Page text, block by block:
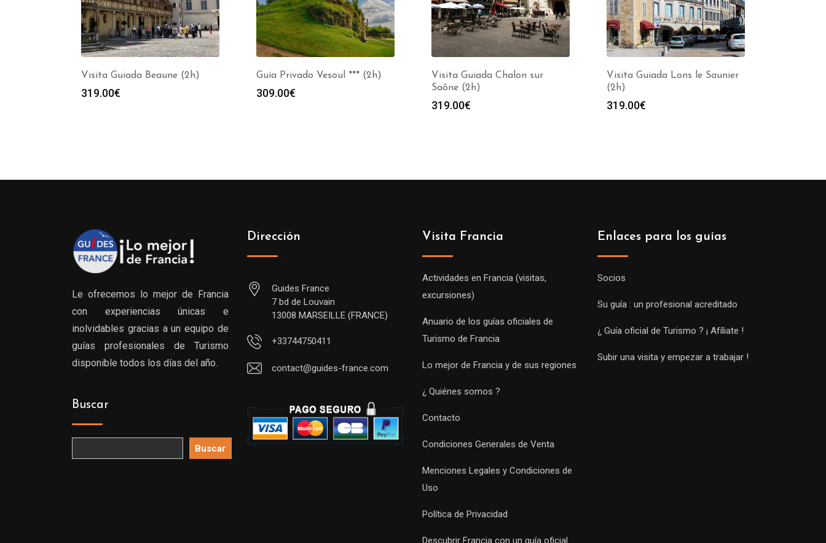
Visita Guiada Beaune (2h)
319.00€
Guía Privado Vesoul *** (2h)
309.00€
Visita Guiada Chalon sur
Saône (2h)
319.00€
Visita Guiada Lons le Saunier
(2h)
319.00€
Le ofrecemos lo mejor de Francia
con experiencias únicas e
inolvidables gracias a un equipo de
guías profesionales de Turismo
disponible todos los días del año.
Buscar
Buscar
Dirección
Guides France
7 bd de Louvain
13008 MARSEILLE (FRANCE)
+33744750411
contact@guides-france.com
Visita Francia
Actividades en Francia (visitas,
excursiones)
Anuario de los guías oficiales de
Turismo de Francia
Lo mejor de Francia y de sus regiones
¿ Quiénes somos ?
Contacto
Condiciones Generales de Venta
Menciones Legales y Condiciones de
Uso
Política de Privacidad
Descubrir Francia con un guía oficial
Enlaces para los guías
Socios
Su guía : un profesional acreditado
¿ Guía oficial de Turismo ? ¡ Afíliate !
Subir una visita y empezar a trabajar !